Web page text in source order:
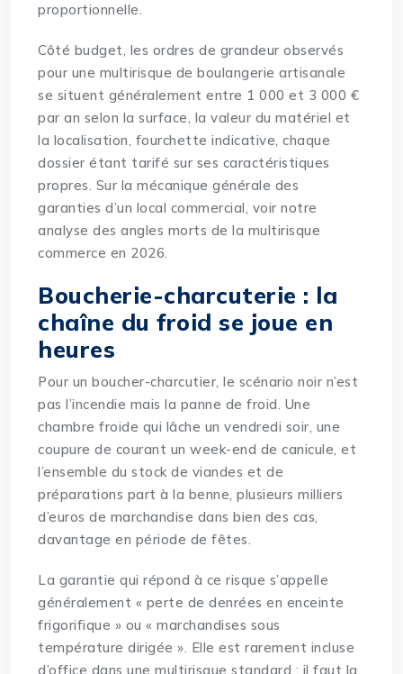
proportionnelle.
Côté budget, les ordres de grandeur observés
pour une multirisque de boulangerie artisanale
se situent généralement entre 1 000 et 3 000 €
par an selon la surface, la valeur du matériel et
la localisation, fourchette indicative, chaque
dossier étant tarifé sur ses caractéristiques
propres. Sur la mécanique générale des
garanties d’un local commercial, voir notre
analyse desangles morts de la multirisque
commerce en 2026.
Boucherie-charcuterie : la
chaîne du froid se joue en
heures
Pour un boucher-charcutier, le scénario noir n’est
pas l’incendie mais la panne de froid. Une
chambre froide qui lâche un vendredi soir, une
coupure de courant un week-end de canicule, et
l’ensemble du stock de viandes et de
préparations part à la benne, plusieurs milliers
d’euros de marchandise dans bien des cas,
davantage en période de fêtes.
La garantie qui répond à ce risque s’appelle
généralement « perte de denrées en enceinte
frigorifique » ou « marchandises sous
température dirigée ». Elle est rarement incluse
d’office dans une multirisque standard : il faut la